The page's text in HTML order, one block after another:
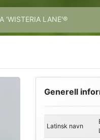
'WISTERIA LANE'®
Generell
Latinsk navn